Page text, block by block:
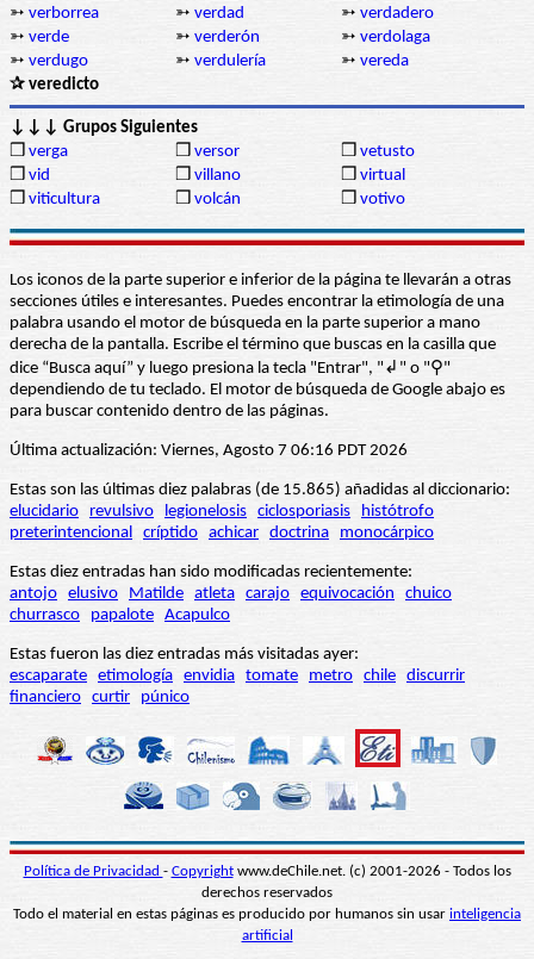
➳ verborrea ➳ verdad ➳ verdadero
➳ verde ➳ verderón ➳ verdolaga
➳ verdugo ➳ verdulería ➳ vereda
✰ veredicto
↓↓↓ Grupos Siguientes
❒ verga ❒ versor ❒ vetusto
❒ vid ❒ villano ❒ virtual
❒ viticultura ❒ volcán ❒ votivo
Los iconos de la parte superior e inferior de la página te llevarán a otras
secciones útiles e interesantes. Puedes encontrar la etimología de una
palabra usando el motor de búsqueda en la parte superior a mano
derecha de la pantalla. Escribe el término que buscas en la casilla que
dice “Busca aquí” y luego presiona la tecla "Entrar", "↲" o "⚲"
dependiendo de tu teclado. El motor de búsqueda de Google abajo es
para buscar contenido dentro de las páginas.
Última actualización: Viernes, Agosto 7 06:16 PDT 2026
Estas son las últimas diez palabras (de 15.865) añadidas al diccionario:
elucidario
revulsivo legionelosis ciclosporiasis
histótrofo
preterintencional
críptido achicar doctrina monocárpico
Estas diez entradas han sido modificadas recientemente:
antojo elusivo Matilde atleta carajo equivocación
chuico
churrasco
papalote Acapulco
Estas fueron las diez entradas más visitadas ayer:
escaparate etimología envidia tomate metro chile discurrir
financiero curtir púnico
Política de Privacidad - Copyrightwww.deChile.net. (c) 2001-2026 - Todos los
derechos reservados
Todo el material en estas páginas es producido por humanos sin usar inteligencia
artificial